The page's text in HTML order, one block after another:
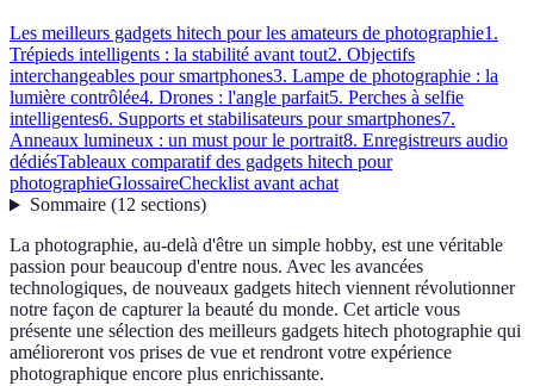
Les meilleurs gadgets hitech pour les amateurs de photographie1.
Trépieds intelligents : la stabilité avant tout2. Objectifs
interchangeables pour smartphones3. Lampe de photographie : la
lumière contrôlée4. Drones : l'angle parfait5. Perches à selfie
intelligentes6. Supports et stabilisateurs pour smartphones7.
Anneaux lumineux : un must pour le portrait8. Enregistreurs audio
dédiésTableaux comparatif des gadgets hitech pour
photographieGlossaireChecklist avant achat
Sommaire(12 sections)
La photographie, au-delà d'être un simple hobby, est une véritable
passion pour beaucoup d'entre nous. Avec les avancées
technologiques, de nouveaux gadgets hitech viennent révolutionner
notre façon de capturer la beauté du monde. Cet article vous
présente une sélection des meilleurs gadgets hitech photographie qui
amélioreront vos prises de vue et rendront votre expérience
photographique encore plus enrichissante.